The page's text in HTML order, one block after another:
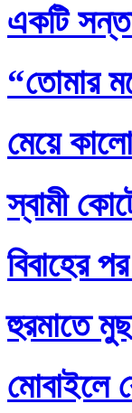
একটি
“তোমার
মেয়ে
স্বামী
বিবাহের
হুরমাতে